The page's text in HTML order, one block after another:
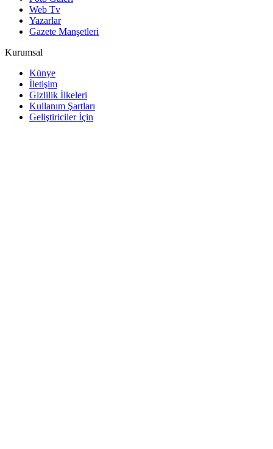
Web Tv
Yazarlar
Gazete Manşetleri
Kurumsal
Künye
İletişim
Gizlilik İlkeleri
Kullanım Şartları
Geliştiriciler İçin